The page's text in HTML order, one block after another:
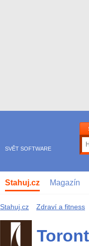
SVĚT SOFTWARE
Stahuj.cz Magazín
Stahuj.cz Zdraví a fitness